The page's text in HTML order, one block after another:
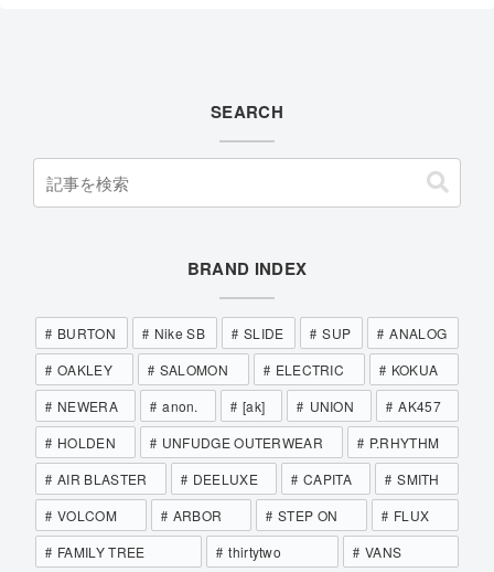
SEARCH
BRAND INDEX
BURTON Nike SB SLIDE SUP
ANALOG
OAKLEY
SALOMON ELECTRIC
KOKUA
NEWERA
anon. [ak] UNION
AK457
HOLDEN
UNFUDGE OUTERWEAR
P.RHYTHM
AIR BLASTER
DEELUXE CAPITA
SMITH
VOLCOM
ARBOR STEP ON
FLUX
FAMILY TREE
thirtytwo
VANS